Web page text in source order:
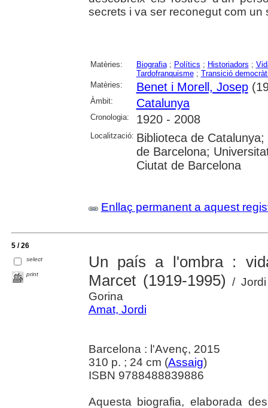
secrets i va ser reconegut com un
Matèries: Biografia; Polítics ; Historiadors ;
Tardofranquisme; Transició
Matèries:
Benet i Morell, Josep
Àmbit: Catalunya
Cronologia: 1920 - 2008
Localització: Biblioteca de
de Barcelona;
Ciutat de Barcelona
Enllaç permanent a aquest
5 / 26
select
print
Un país a l'ombra :
Marcet (1919-1995) /
Gorina
Amat, Jordi
Barcelona : l'Avenç, 2015
310 p. ; 24 cm (Assaig)
ISBN 9788488839886
Aquesta biografia, elaborada